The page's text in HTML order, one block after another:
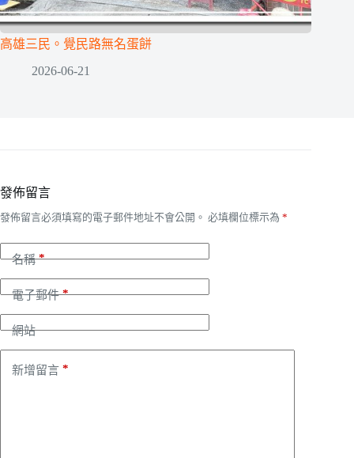
高雄三民。覺民路無名蛋餅
2026-06-21
發佈留言
發佈留言必須填寫的電子郵件地址不會公開。 必填欄位標示為 *
名稱*
電子郵件*
網站
新增留言 *